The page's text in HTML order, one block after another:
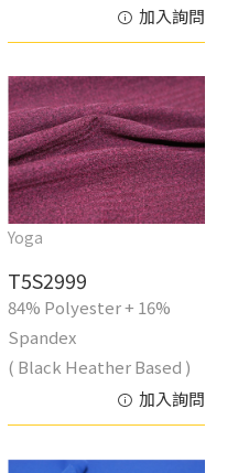
加入詢問
Yoga
T5S2999
84% Polyester + 16%
Spandex
( Black Heather Based )
加入詢問